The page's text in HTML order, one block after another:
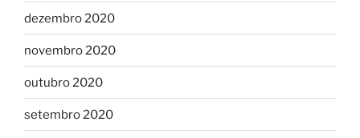
dezembro 2020
novembro 2020
outubro 2020
setembro 2020